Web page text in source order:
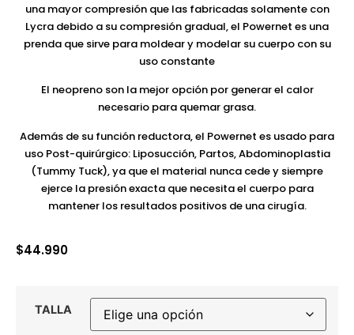
una mayor compresión que las fabricadas solamente con
Lycra debido a su compresión gradual, el Powernet es una
prenda que sirve para moldear y modelar su cuerpo con su
uso constante
El neopreno son la mejor opción por generar el calor
necesario para quemar grasa.
Además de su función reductora, el Powernet es usado para
uso Post-quirúrgico: Liposucción, Partos, Abdominoplastia
(Tummy Tuck), ya que el material nunca cede y siempre
ejerce la presión exacta que necesita el cuerpo para
mantener los resultados positivos de una cirugía.
$44.990
TALLA